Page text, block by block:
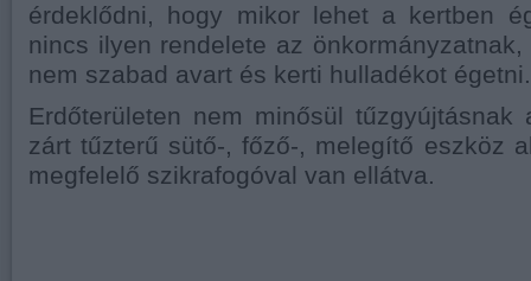
érdeklődni, hogy mikor lehet a kertben
nincs ilyen rendelete az
nem szabad avart és kerti hulladékot égetni.
Erdőterületen nem minősül
zárt tűzterű sütő-, főző-, melegítő eszköz
megfelelő szikrafogóval van ellátva.